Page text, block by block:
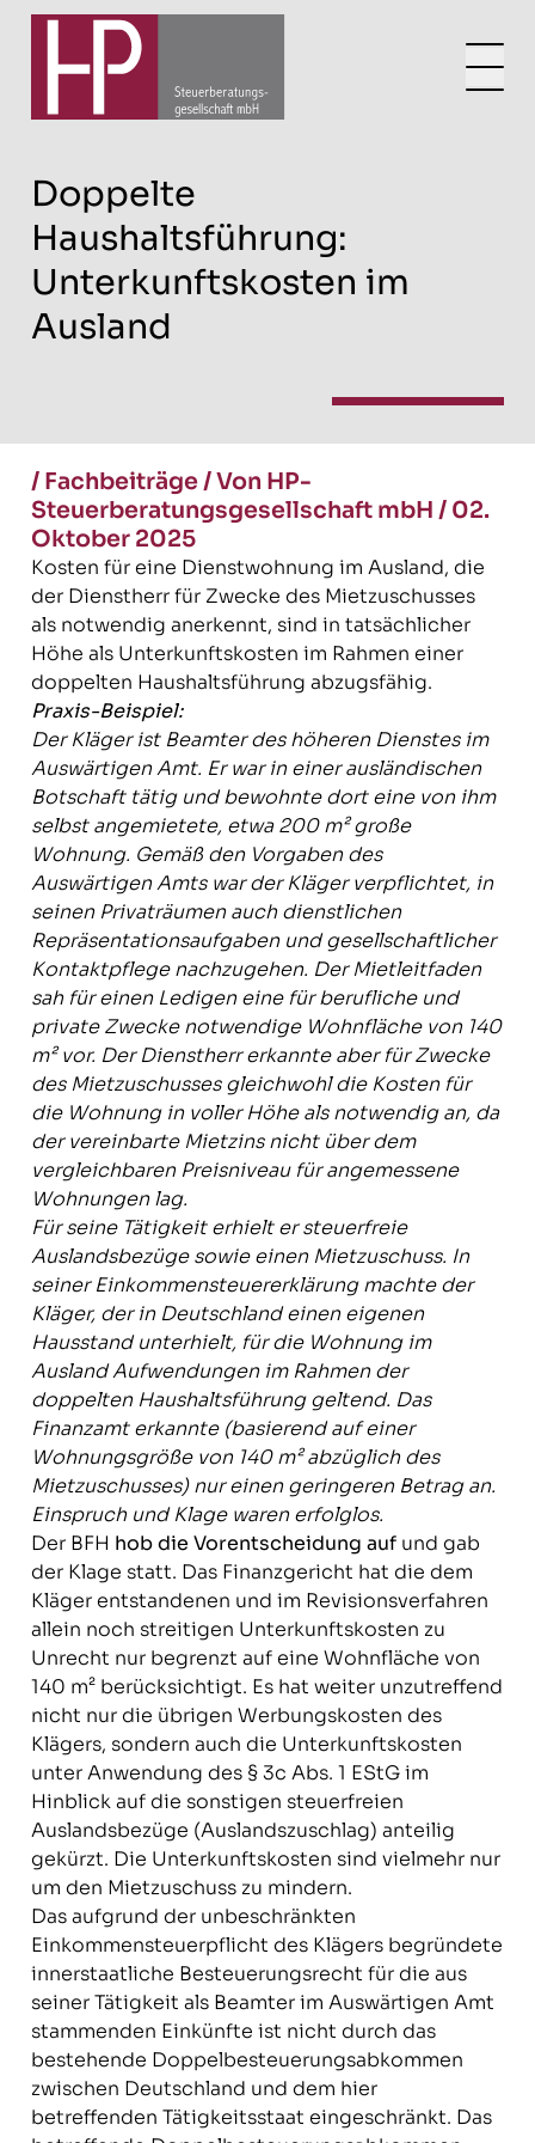
Doppelte
Haushaltsführung:
Unterkunftskosten im
Ausland
/ Fachbeiträge/Von HP-
Steuerberatungsgesellschaft mbH / 02.
Oktober 2025
Kosten für eine Dienstwohnung im Ausland, die
der Dienstherr für Zwecke des Mietzuschusses
als notwendig anerkennt, sind in tatsächlicher
Höhe als Unterkunftskosten im Rahmen einer
doppelten Haushaltsführung abzugsfähig.
Praxis-Beispiel:
Der Kläger ist Beamter des höheren Dienstes im
Auswärtigen Amt. Er war in einer ausländischen
Botschaft tätig und bewohnte dort eine von ihm
selbst angemietete, etwa 200 m² große
Wohnung. Gemäß den Vorgaben des
Auswärtigen Amts war der Kläger verpflichtet, in
seinen Privaträumen auch dienstlichen
Repräsentationsaufgaben und gesellschaftlicher
Kontaktpflege nachzugehen. Der Mietleitfaden
sah für einen Ledigen eine für berufliche und
private Zwecke notwendige Wohnfläche von 140
m² vor. Der Dienstherr erkannte aber für Zwecke
des Mietzuschusses gleichwohl die Kosten für
die Wohnung in voller Höhe als notwendig an, da
der vereinbarte Mietzins nicht über dem
vergleichbaren Preisniveau für angemessene
Wohnungen lag.
Für seine Tätigkeit erhielt er steuerfreie
Auslandsbezüge sowie einen Mietzuschuss. In
seiner Einkommensteuererklärung machte der
Kläger, der in Deutschland einen eigenen
Hausstand unterhielt, für die Wohnung im
Ausland Aufwendungen im Rahmen der
doppelten Haushaltsführung geltend. Das
Finanzamt erkannte (basierend auf einer
Wohnungsgröße von 140 m² abzüglich des
Mietzuschusses) nur einen geringeren Betrag an.
Einspruch und Klage waren erfolglos.
Der BFH hob die Vorentscheidung aufund gab
der Klage statt. Das Finanzgericht hat die dem
Kläger entstandenen und im Revisionsverfahren
allein noch streitigen Unterkunftskosten zu
Unrecht nur begrenzt auf eine Wohnfläche von
140 m² berücksichtigt. Es hat weiter unzutreffend
nicht nur die übrigen Werbungskosten des
Klägers, sondern auch die Unterkunftskosten
unter Anwendung des § 3c Abs. 1 EStG im
Hinblick auf die sonstigen steuerfreien
Auslandsbezüge (Auslandszuschlag) anteilig
gekürzt. Die Unterkunftskosten sind vielmehr nur
um den Mietzuschuss zu mindern.
Das aufgrund der unbeschränkten
Einkommensteuerpflicht des Klägers begründete
innerstaatliche Besteuerungsrecht für die aus
seiner Tätigkeit als Beamter im Auswärtigen Amt
stammenden Einkünfte ist nicht durch das
bestehende Doppelbesteuerungsabkommen
zwischen Deutschland und dem hier
betreffenden Tätigkeitsstaat eingeschränkt. Das